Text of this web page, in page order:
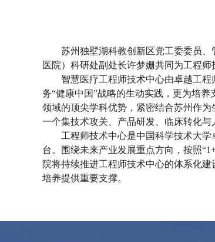
苏州独墅湖科教创新区党工委委员
医院）科研处副处长许梦姗共同为工程师
智慧医疗工程师技术中心由卓越工
务“健康中国”战略的生动实践，更为培
领域的顶尖学科优势，紧密结合苏州作
一个集技术攻关、产品研发、临床转化
工程师技术中心是中国科学技术大
台。围绕未来产业发展重点方向，按照
院将持续推进工程师技术中心的体系化
培养提供重要支撑。